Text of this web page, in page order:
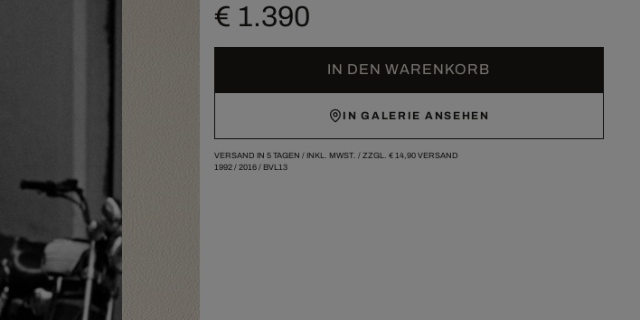
€ 1.390
IN DEN WARENKORB
IN GALERIE ANSEHEN
VERSAND IN 5 TAGEN / INKL. MWST. / ZZGL. € 14,90VERSAND
1992/ 2016/ BVL13